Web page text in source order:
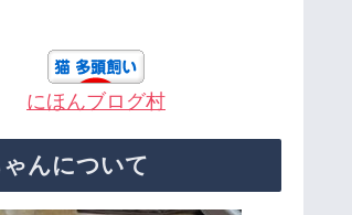
にほんブログ村
ゃんについて